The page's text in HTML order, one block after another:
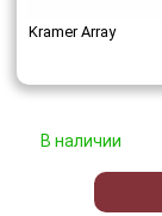
Kramer Array
В наличии